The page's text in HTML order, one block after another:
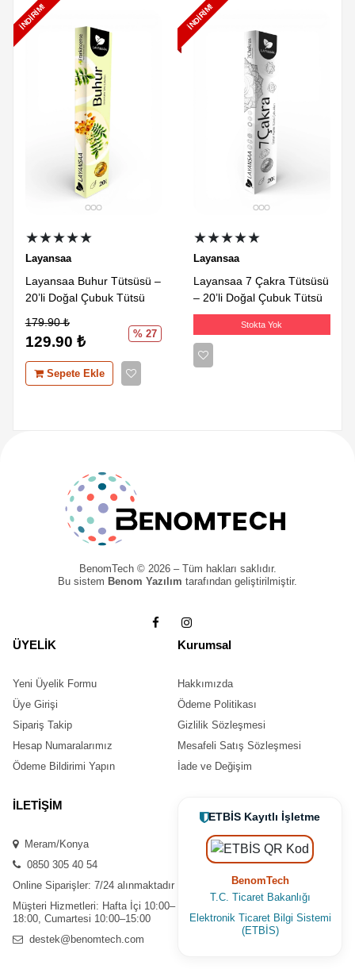
İNDIRIM!
★★★★★
Layansaa
Layansaa Buhur Tütsüsü –
20’li Doğal Çubuk Tütsü
179.90₺
129.90 ₺ % 27
Sepete Ekle
İNDIRIM!
★★★★★
Layansaa
Layansaa 7 Çakra Tütsüsü
– 20’li Doğal Çubuk Tütsü
Stokta Yok
BenomTech © 2026 – Tüm hakları saklıdır.
Bu sistem Benom Yazılım tarafından geliştirilmiştir.
ÜYELİK
Yeni Üyelik Formu
Üye Girişi
Sipariş Takip
Hesap Numaralarımız
Ödeme Bildirimi Yapın
Kurumsal
Hakkımızda
Ödeme Politikası
Gizlilik Sözleşmesi
Mesafeli Satış Sözleşmesi
İade ve Değişim
İLETİŞİM
Meram/Konya
0850 305 40 54
Online Siparişler: 7/24 alınmaktadır
Müşteri Hizmetleri: Hafta İçi 10:00–
18:00, Cumartesi 10:00–15:00
destek@benomtech.com
ETBİS Kayıtlı İşletme
BenomTech
T.C. Ticaret Bakanlığı
Elektronik Ticaret Bilgi Sistemi
(ETBİS)